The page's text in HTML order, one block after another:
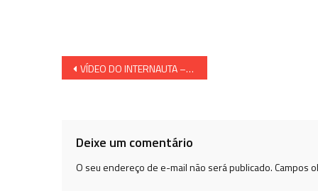
Navegação
VÍDEO DO INTERNAUTA – Impactante incêndio na estrada de Pontal do Ipiranga
Deixe um comentário
O seu endereço de e-mail não será publicado.Campos